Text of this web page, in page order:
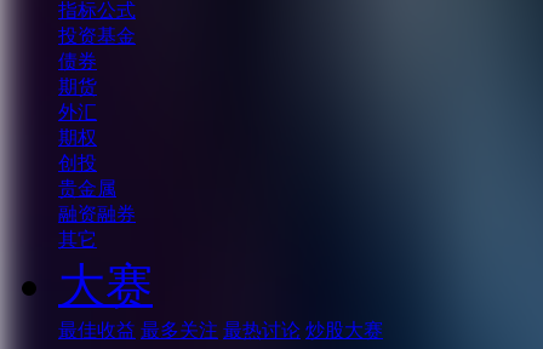
指标公式
投资基金
债券
期货
外汇
期权
创投
贵金属
融资融券
其它
大赛
最佳收益 最多关注 最热讨论 炒股大赛